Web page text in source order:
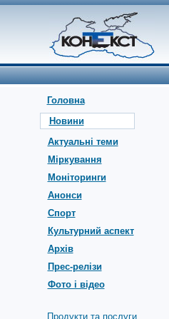
Головна
Новини
Актуальні теми
Міркування
Моніторинги
Анонси
Спорт
Культурний аспект
Архів
Прес-релізи
Фото і відео
Продукти та послуги